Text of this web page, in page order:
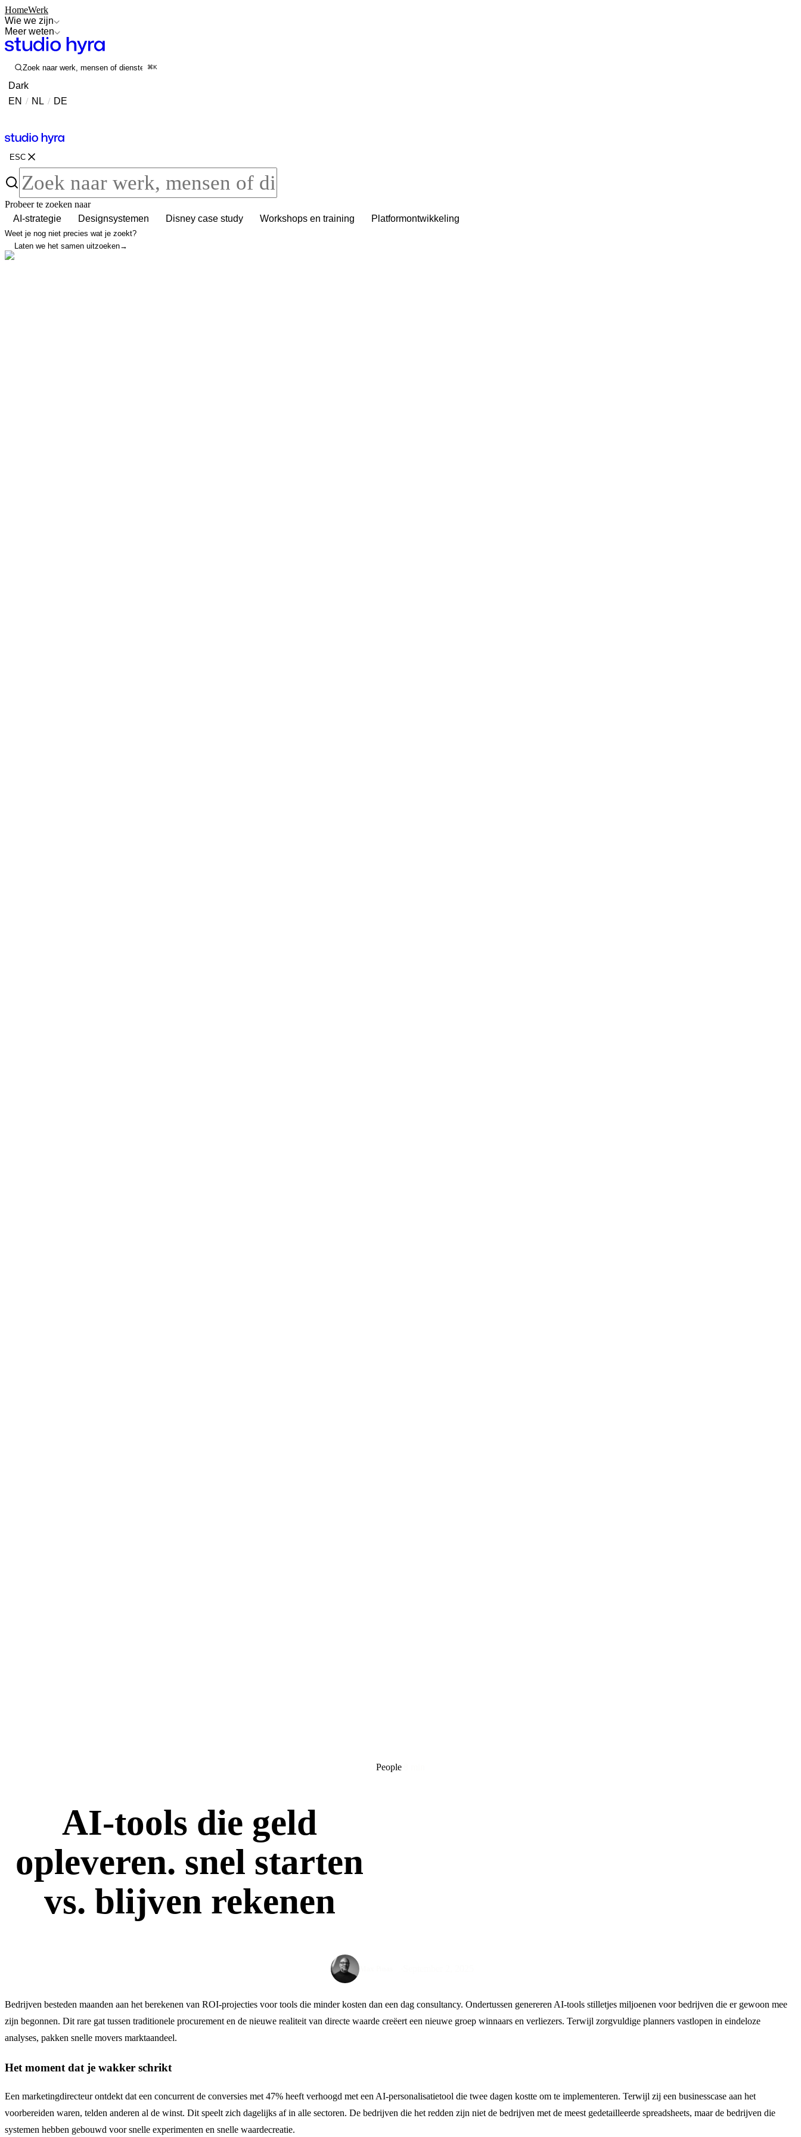
HomeWerk
Wie we zijn
Meer weten
Zoek naar werk, mensen of diensten⌘K
Dark
EN / NL / DE
ESC
Probeer te zoeken naar
AI-strategie
Designsystemen Disney case study Workshops en training Platformontwikkeling
Weet je nog niet precies wat je zoekt?
Laten we het samen uitzoeken→
People
AI-tools die geld
opleveren. snel starten
vs. blijven rekenen
Max Pinas
Bedrijven besteden maanden aan het berekenen van ROI-projecties voor tools die minder kosten dan een dag consultancy. Ondertussen genereren AI-tools stilletjes miljoenen voor bedrijven die er gewoon mee
zijn begonnen. Dit rare gat tussen traditionele procurement en de nieuwe realiteit van directe waarde creëert een nieuwe groep winnaars en verliezers. Terwijl zorgvuldige planners vastlopen in eindeloze
analyses, pakken snelle movers marktaandeel.
Het moment dat je wakker schrikt
Een marketingdirecteur ontdekt dat een concurrent de conversies met 47% heeft verhoogd met een AI-personalisatietool die twee dagen kostte om te implementeren. Terwijl zij een businesscase aan het
voorbereiden waren, telden anderen al de winst. Dit speelt zich dagelijks af in alle sectoren. De bedrijven die het redden zijn niet de bedrijven met de meest gedetailleerde spreadsheets, maar de bedrijven die
systemen hebben gebouwd voor snelle experimenten en snelle waardecreatie.